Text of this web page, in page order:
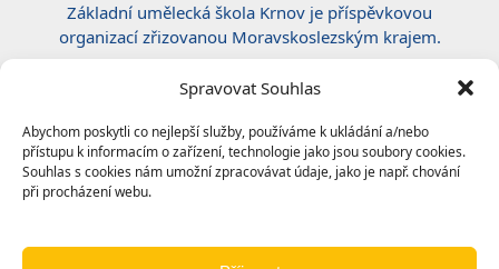
Spravovat Souhlas
Abychom poskytli co nejlepší služby, používáme k ukládání a/nebo
přístupu k informacím o zařízení, technologie jako jsou soubory cookies.
Souhlas s cookies nám umožní zpracovávat údaje, jako je např. chování
při procházení webu.
Základní umělecká škola Krnov je příspěvkovou
organizací zřizovanou Moravskoslezským krajem.
Certifikace ČSN EN ISO 50001:2019